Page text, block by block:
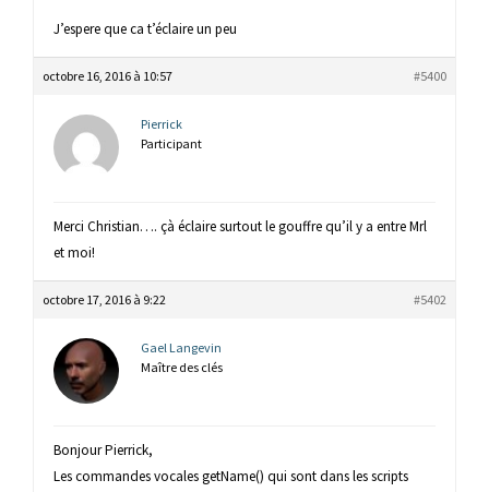
J’espere que ca t’éclaire un peu
octobre 16, 2016 à 10:57 #5400
Pierrick
Participant
Merci Christian…. çà éclaire surtout le gouffre qu’il y a entre Mrl
et moi!
octobre 17, 2016 à 9:22 #5402
Gael Langevin
Maître des clés
Bonjour Pierrick,
Les commandes vocales getName() qui sont dans les scripts